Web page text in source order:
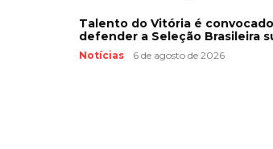
Talento do Vitória é
defender a Seleção Brasileira
Notícias 6 de agosto de 2026